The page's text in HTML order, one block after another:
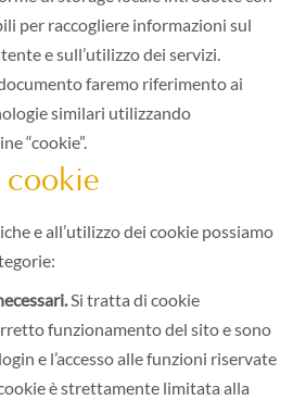
per raccogliere informazioni sul
e sull’utilizzo dei servizi.
faremo riferimento ai
similari utilizzando
“cookie”.
cookie
e all’utilizzo dei cookie possiamo
Si tratta di cookie
funzionamento del sito e sono
e l’accesso alle funzioni riservate
è strettamente limitata alla